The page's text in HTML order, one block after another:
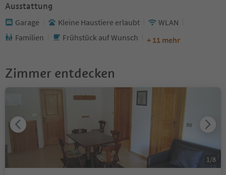
Ausstattung
Garage Kleine Haustiere erlaubt
WLAN
Familien
Frühstück auf Wunsch + 11 mehr
Zimmer entdecken
1 /8